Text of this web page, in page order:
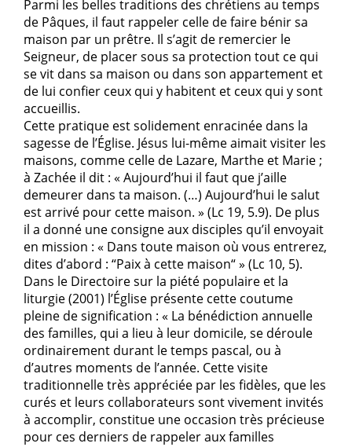
Parmi les belles traditions des chrétiens au temps
de Pâques, il faut rappeler celle de faire bénir sa
maison par un prêtre. Il s’agit de remercier le
Seigneur, de placer sous sa protection tout ce qui
se vit dans sa maison ou dans son appartement et
de lui confier ceux qui y habitent et ceux qui y sont
accueillis.
Cette pratique est solidement enracinée dans la
sagesse de l’Église. Jésus lui-même aimait visiter les
maisons, comme celle de Lazare, Marthe et Marie ;
à Zachée il dit : « Aujourd’hui il faut que j’aille
demeurer dans ta maison. (…) Aujourd’hui le salut
est arrivé pour cette maison. » (Lc 19, 5.9). De plus
il a donné une consigne aux disciples qu’il envoyait
en mission : « Dans toute maison où vous entrerez,
dites d’abord : “Paix à cette maison“ » (Lc 10, 5).
Dans le Directoire sur la piété populaire et la
liturgie (2001) l’Église présente cette coutume
pleine de signification : « La bénédiction annuelle
des familles, qui a lieu à leur domicile, se déroule
ordinairement durant le temps pascal, ou à
d’autres moments de l’année. Cette visite
traditionnelle très appréciée par les fidèles, que les
curés et leurs collaborateurs sont vivement invités
à accomplir, constitue une occasion très précieuse
pour ces derniers de rappeler aux familles